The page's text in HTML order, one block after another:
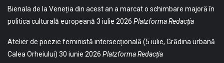
Bienala de la Veneția din acest an a marcat o schimbare majoră în
politica culturală europeană 3 iulie 2026 Platzforma Redacția
Atelier de poezie feministă intersecțională (5 iulie, Grădina urbană
Calea Orheiului) 30 iunie 2026 Platzforma Redacția